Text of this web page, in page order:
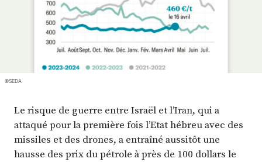
©SEDA
Le risque de guerre entre Israël et l’Iran, qui a
attaqué pour la première fois l’Etat hébreu avec des
missiles et des drones, a entraîné aussitôt une
hausse des prix du pétrole à près de 100 dollars le